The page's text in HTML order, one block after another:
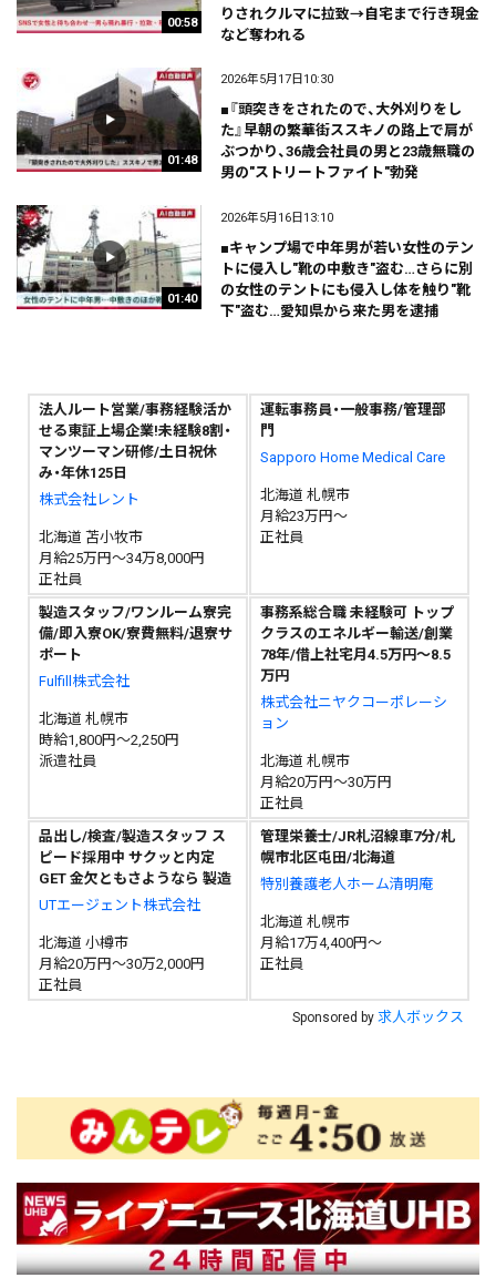
00:58
りされクルマに拉致→自宅まで行き現金
など奪われる
01:48
2026年5月17日10:30
■『頭突きをされたので、大外刈りをし
た』早朝の繁華街ススキノの路上で肩が
ぶつかり、36歳会社員の男と23歳無職の
男の"ストリートファイト"勃発
01:40
2026年5月16日13:10
■キャンプ場で中年男が若い女性のテン
トに侵入し"靴の中敷き"盗む…さらに別
の女性のテントにも侵入し体を触り"靴
下"盗む…愛知県から来た男を逮捕
法人ルート営業/事務経験活か
せる東証上場企業!未経験8割・
マンツーマン研修/土日祝休
み・年休125日
株式会社レント
北海道 苫小牧市
月給25万円～34万8,000円
正社員
運転事務員・一般事務/管理部
門
Sapporo Home Medical Care
北海道 札幌市
月給23万円～
正社員
製造スタッフ/ワンルーム寮完
備/即入寮OK/寮費無料/退寮サ
ポート
Fulfill株式会社
北海道 札幌市
時給1,800円～2,250円
派遣社員
事務系総合職 未経験可 トップ
クラスのエネルギー輸送/創業
78年/借上社宅月4.5万円～8.5
万円
株式会社ニヤクコーポレーシ
ョン
北海道 札幌市
月給20万円～30万円
正社員
品出し/検査/製造スタッフ ス
ピード採用中 サクッと内定
GET 金欠ともさようなら 製造
UTエージェント株式会社
北海道 小樽市
月給20万円～30万2,000円
正社員
管理栄養士/JR札沼線車7分/札
幌市北区屯田/北海道
特別養護老人ホーム清明庵
北海道 札幌市
月給17万4,400円～
正社員
Sponsored by 求人ボックス